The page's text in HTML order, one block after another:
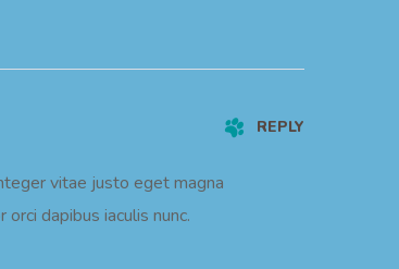
vitae justo eget magna
dapibus iaculis nunc.
REPLY